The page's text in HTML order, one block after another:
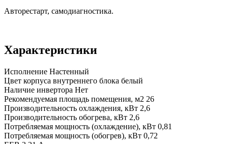
Авторестарт, самодиагностика.
Характеристики
Исполнение Настенный
Цвет корпуса внутреннего блока белый
Наличие инвертора Нет
Рекомендуемая площадь помещения, м2 26
Производительность охлаждения, кВт 2,6
Производительность обогрева, кВт 2,6
Потребляемая мощность (охлаждение), кВт 0,81
Потребляемая мощность (обогрев), кВт 0,72